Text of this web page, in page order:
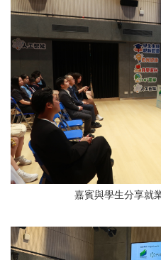
嘉賓與學生分享就